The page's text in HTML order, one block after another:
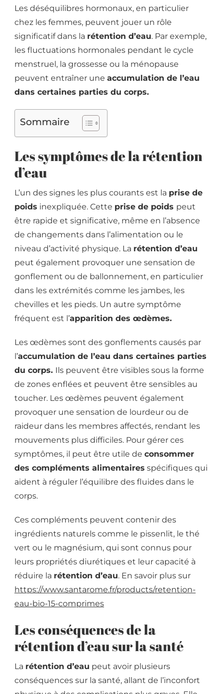
Les déséquilibres hormonaux, en particulier
chez les femmes, peuvent jouer un rôle
significatif dans la rétention d’eau. Par exemple,
les fluctuations hormonales pendant le cycle
menstruel, la grossesse ou la ménopause
peuvent entraîner une accumulation de l’eau
dans certaines parties du corps.
Sommaire
Les symptômes de la rétention
d’eau
L’un des signes les plus courants est la prise de
poids inexpliquée. Cette prise de poids peut
être rapide et significative, même en l’absence
de changements dans l’alimentation ou le
niveau d’activité physique. La rétention d’eau
peut également provoquer une sensation de
gonflement ou de ballonnement, en particulier
dans les extrémités comme les jambes, les
chevilles et les pieds. Un autre symptôme
fréquent est l’apparition des œdèmes.
Les œdèmes sont des gonflements causés par
l’accumulation de l’eau dans certaines parties
du corps. Ils peuvent être visibles sous la forme
de zones enflées et peuvent être sensibles au
toucher. Les œdèmes peuvent également
provoquer une sensation de lourdeur ou de
raideur dans les membres affectés, rendant les
mouvements plus difficiles. Pour gérer ces
symptômes, il peut être utile de consommer
des compléments alimentaires spécifiques qui
aident à réguler l’équilibre des fluides dans le
corps.
Ces compléments peuvent contenir des
ingrédients naturels comme le pissenlit, le thé
vert ou le magnésium, qui sont connus pour
leurs propriétés diurétiques et leur capacité à
réduire la rétention d’eau. En savoir plus sur
https://www.santarome.fr/products/retention-
eau-bio-15-comprimes
Les conséquences de la
rétention d’eau sur la santé
La rétention d’eau peut avoir plusieurs
conséquences sur la santé, allant de l’inconfort